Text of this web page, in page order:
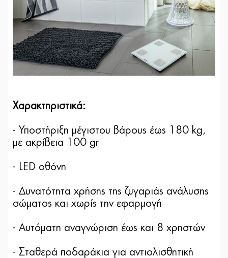
Χαρακτηριστικά:
- Υποστήριξη μέγιστου βάρους έως 180 kg,
με ακρίβεια 100 gr
- LED οθόνη
- Δυνατότητα χρήσης της ζυγαριάς ανάλυσης
σώματος και χωρίς την εφαρμογή
- Αυτόματη αναγνώριση έως και 8 χρηστών
- Σταθερά ποδαράκια για αντιολισθητική